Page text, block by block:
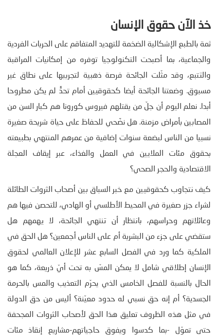
خذ الآن حقوق الإنسان
ثمة بالطبع الإشكالية الضخمة للتهديد المتفاقم على الحريات الفردية
والجماعية، بما أصبحت التكنولوجيا توفره من إمكانيات المراقبة
والتتبع، وقد مثّلت الجائحة فرصة ذهبية لتجريبها على نطاق غير
مسبوق. وضعتنا الجائحة أيضا كحقوقيين أمام تحدٍّ لم يكن مطروحا
أبدا. نعلم اليوم أن جلّ من يقتلهم فيروس كورونا هم كبار السن من
المصابين بأمراض مزمنة. هل نضَحي للحفاظ على حياة شريحة صغيرة
نسبيا من الناس لبضعة سنوات إضافية من عمرهم المنتهي بطبيعته
بحقوق مئات الملايين في العمل والغذاء، عبر إيقاف العجلة
الاقتصادية والحجر الصحي؟
كيف نتجاوب كحقوقيين مع خبر السباق بين أصحاب الثروات الطائلة
لشراء جزر صغيرة في المحيط الأطلسي أو الهادي، للتحصن فيها هم
وعائلاتهم وحراسهم، بانتظار أن تنتهي الجائحة، لا يهمهم هل
ستقضي على جزء من البشرية أم على الناس أجمعين؟ هل الحق في
الملكية كما ورد في الفصل السابع عشر للإعلان العالمي لحقوق
الإنسان إطلاقي شامل لا يمكن المسّ به تحت أيّ ذريعة، كما هو
الحال بالنسبة للفصل الخامس الذي يحرّم التعذيب والمس بالحرمة
الجسدية؟ أم إنه حق نسبي له حدود معيّنة؟ أليس من حق الدولة
في مثل هذه الظروف تعليق هذا الحق لأصحاب الثروات المجحفة
حتى تموّل -بما كدسوا ويفوق حاجياتهم-مشاريع إنقاذ مئات